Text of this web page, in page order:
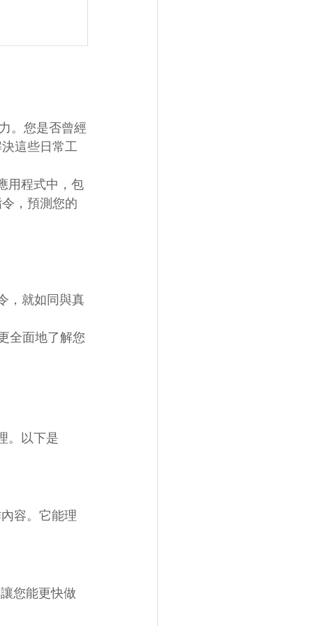
。您是否曾經
這些日常工
用程式中，包
，預測您的
，就如同與真
全面地了解您
。以下是
容。它能理
您能更快做